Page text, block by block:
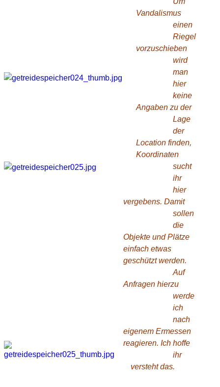
Vandalismus
einen
Riegel
vorzuschieben
wird
man
hier
keine
Angaben zu der
Lage
der
Location finden,
Koordinaten
sucht
ihr
hier
vergebens. Damit
sollen
die
Objekte und Plätze
einfach etwas
geschützt werden.
Auf
Anfragen hierzu
werde
ich
nach
eigenem Ermessen
reagieren. Ich hoffe
ihr
versteht das.